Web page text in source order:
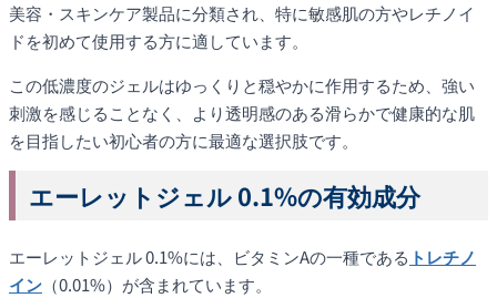
美容・スキンケア製品に分類され、特に敏感肌の方やレチノイ
ドを初めて使用する方に適しています。
この低濃度のジェルはゆっくりと穏やかに作用するため、強い
刺激を感じることなく、より透明感のある滑らかで健康的な肌
を目指したい初心者の方に最適な選択肢です。
エーレットジェル 0.1%の有効成分
エーレットジェル 0.1%には、ビタミンAの一種である トレチノ
イン （0.01%）が含まれています。